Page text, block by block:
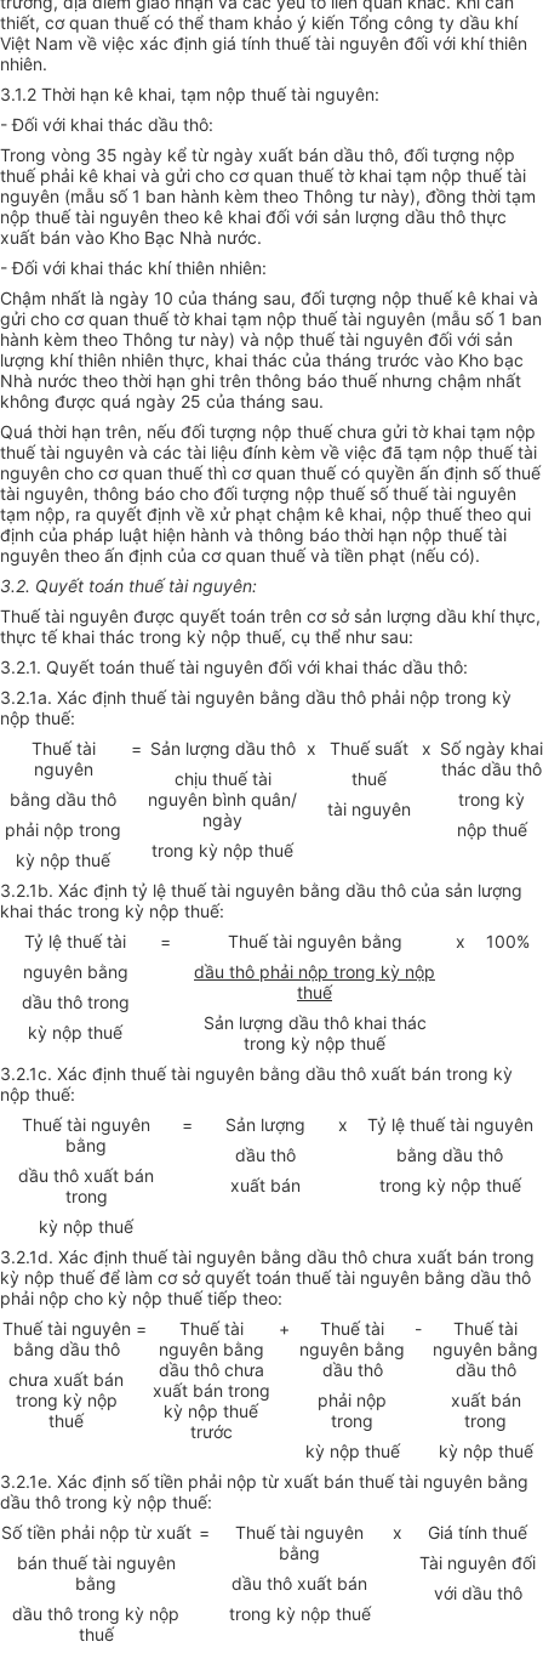
thiết, cơ quan thuế có thể tham khảo ý kiến Tổng công ty dầu khí
Việt Nam về việc xác định giá tính thuế tài nguyên đối với khí thiên
nhiên.
3.1.2 Thời hạn kê khai, tạm nộp thuế tài nguyên:
- Đối với khai thác dầu thô:
Trong vòng 35 ngày kể từ ngày xuất bán dầu thô, đối tượng nộp
thuế phải kê khai và gửi cho cơ quan thuế tờ khai tạm nộp thuế tài
nguyên (mẫu số 1 ban hành kèm theo Thông tư này), đồng thời tạm
nộp thuế tài nguyên theo kê khai đối với sản lượng dầu thô thực
xuất bán vào Kho Bạc Nhà nước.
- Đối với khai thác khí thiên nhiên:
Chậm nhất là ngày 10 của tháng sau, đối tượng nộp thuế kê khai và
gửi cho cơ quan thuế tờ khai tạm nộp thuế tài nguyên (mẫu số 1 ban
hành kèm theo Thông tư này) và nộp thuế tài nguyên đối với sản
lượng khí thiên nhiên thực, khai thác của tháng trước vào Kho bạc
Nhà nước theo thời hạn ghi trên thông báo thuế nhưng chậm nhất
không được quá ngày 25 của tháng sau.
Quá thời hạn trên, nếu đối tượng nộp thuế chưa gửi tờ khai tạm nộp
thuế tài nguyên và các tài liệu đính kèm về việc đã tạm nộp thuế tài
nguyên cho cơ quan thuế thì cơ quan thuế có quyền ấn định số thuế
tài nguyên, thông báo cho đối tượng nộp thuế số thuế tài nguyên
tạm nộp, ra quyết định về xử phạt chậm kê khai, nộp thuế theo qui
định của pháp luật hiện hành và thông báo thời hạn nộp thuế tài
nguyên theo ấn định của cơ quan thuế và tiền phạt (nếu có).
3.2. Quyết toán thuế tài nguyên:
Thuế tài nguyên được quyết toán trên cơ sở sản lượng dầu khí thực,
thực tế khai thác trong kỳ nộp thuế, cụ thể như sau:
3.2.1. Quyết toán thuế tài nguyên đối với khai thác dầu thô:
3.2.1a. Xác định thuế tài nguyên bằng dầu thô phải nộp trong kỳ
nộp thuế:
Thuế tài
nguyên
bằng dầu thô
phải nộp trong
kỳ nộp thuế
= Sản lượng dầu thô
chịu thuế tài
nguyên bình quân/
ngày
trong kỳ nộp thuế
x
Thuế suất
thuế
tài nguyên
x Số ngày khai
thác dầu thô
trong kỳ
nộp thuế
3.2.1b. Xác định tỷ lệ thuế tài nguyên bằng dầu thô của sản lượng
khai thác trong kỳ nộp thuế:
Tỷ lệ thuế tài
nguyên bằng
dầu thô trong
kỳ nộp thuế
=
Thuế tài nguyên bằng
dầu thô phải nộp trong kỳ nộp
thuế
Sản lượng dầu thô khai thác
trong kỳ nộp thuế
x 100%
3.2.1c. Xác định thuế tài nguyên bằng dầu thô xuất bán trong kỳ
nộp thuế:
Thuế tài nguyên
bằng
dầu thô xuất bán
trong
kỳ nộp thuế
=
Sản lượng
dầu thô
xuất bán
x
Tỷ lệ thuế tài nguyên
bằng dầu thô
trong kỳ nộp thuế
3.2.1d. Xác định thuế tài nguyên bằng dầu thô chưa xuất bán trong
kỳ nộp thuế để làm cơ sở quyết toán thuế tài nguyên bằng dầu thô
phải nộp cho kỳ nộp thuế tiếp theo:
Thuế tài nguyên
bằng dầu thô
chưa xuất bán
trong kỳ nộp
thuế
=
Thuế tài
nguyên bằng
dầu thô chưa
xuất bán trong
kỳ nộp thuế
trước
+
Thuế tài
nguyên bằng
dầu thô
phải nộp
trong
kỳ nộp thuế
-
Thuế tài
nguyên bằng
dầu thô
xuất bán
trong
kỳ nộp thuế
3.2.1e. Xác định số tiền phải nộp từ xuất bán thuế tài nguyên bằng
dầu thô trong kỳ nộp thuế:
Số tiền phải nộp từ xuất
bán thuế tài nguyên
bằng
dầu thô trong kỳ nộp
thuế
=
Thuế tài nguyên
bằng
dầu thô xuất bán
trong kỳ nộp thuế
x
Giá tính thuế
Tài nguyên đối
với dầu thô